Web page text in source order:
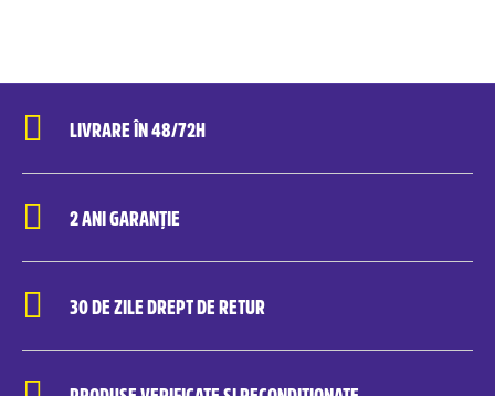
LIVRARE ÎN 48/72H
2 ANI GARANȚIE
30 DE ZILE DREPT DE RETUR